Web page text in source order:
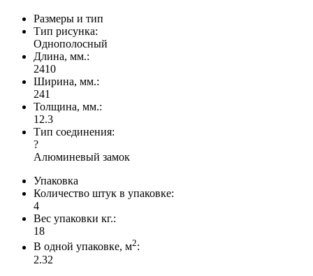
Размеры и тип
Тип рисунка:
Однополосный
Длина, мм.:
2410
Ширина, мм.:
241
Толщина, мм.:
12.3
Тип соединения:
?
Алюминевый замок
Упаковка
Количество штук в упаковке:
4
Вес упаковки кг.:
18
В одной упаковке, м2:
2.32